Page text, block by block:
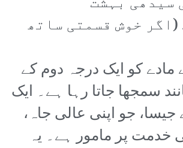
خوش قسمتی ساتھ
کو ایک درجہ دوم کے
سمجھا جاتا رہا ہے۔ ایک
جو اپنی عالی جاہ،
خدمت پر مامور ہے۔ یہ